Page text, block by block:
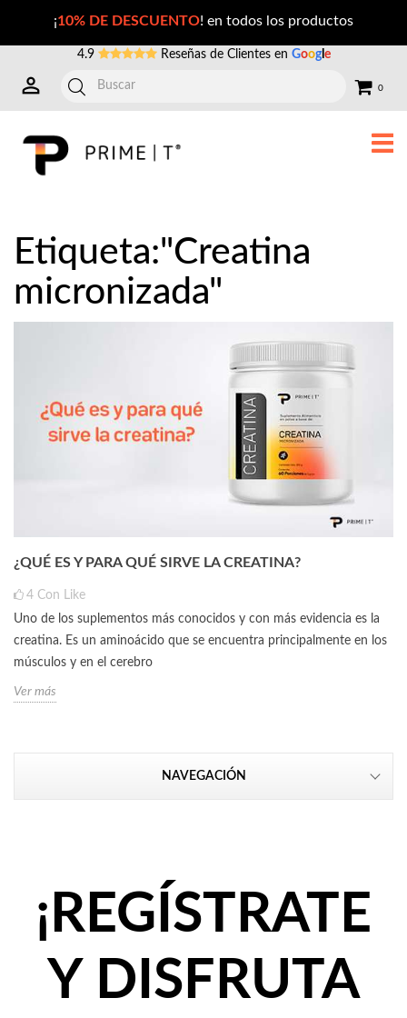
¡10% DE DESCUENTO! en todos los productos
4.9 Reseñas de Clientes en Google
0
Etiqueta:"Creatina
micronizada"
¿QUÉ ES Y PARA QUÉ SIRVE LA CREATINA?
4 Con Like
Uno de los suplementos más conocidos y con más evidencia es la
creatina. Es un aminoácido que se encuentra principalmente en los
músculos y en el cerebro
Ver más
NAVEGACIÓN
¡REGÍSTRATE
Y DISFRUTA